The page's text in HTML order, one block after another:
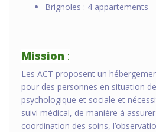
Brignoles : 4 appartements
Mission :
Les ACT proposent un
pour des personnes en situation
psychologique et sociale et
suivi médical, de manière à
coordination des soins,